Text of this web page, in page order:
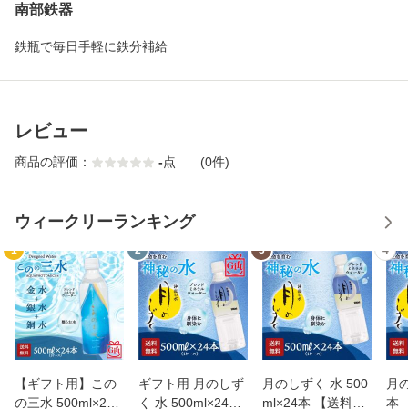
南部鉄器
鉄瓶で毎日手軽に鉄分補給
レビュー
商品の評価： -点 (0件)
ウィークリーランキング
1
【ギフト用】この
の三水 500ml×24
2
ギフト用 月のしず
く 水 500ml×24本
3
月のしずく 水 500
ml×24本 【送料無
4
月
本